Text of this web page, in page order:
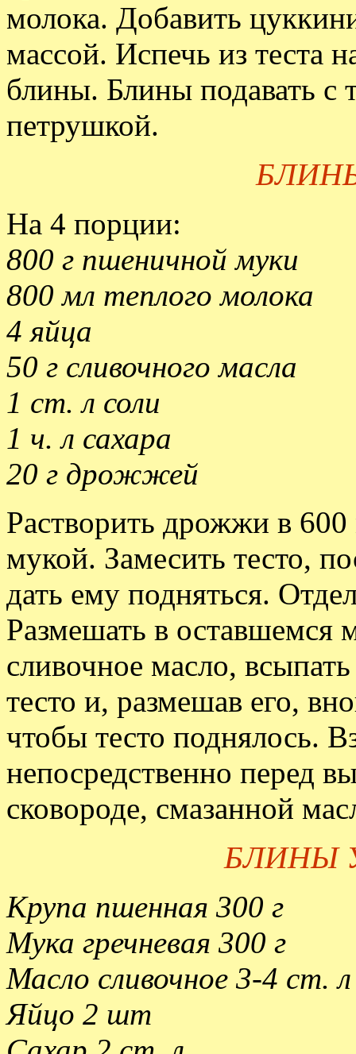
молока. Добавить
массой. Испечь из теста
блины. Блины подавать с
петрушкой.
На 4 порции:
800 г пшеничной муки
800 мл теплого молока
4 яйца
50 г сливочного масла
1 ст. л соли
1 ч. л сахара
20 г дрожжей
Растворить дрожжи в
мукой. Замесить тесто,
дать ему подняться.
Размешать в оставшемся
сливочное масло,
тесто и, размешав его,
чтобы тесто поднялось.
непосредственно перед
сковороде, смазанной
БЛИНЫ
Крупа пшенная 300 г
Мука гречневая 300 г
Масло сливочное 3-4 ст. л
Яйцо 2 шт